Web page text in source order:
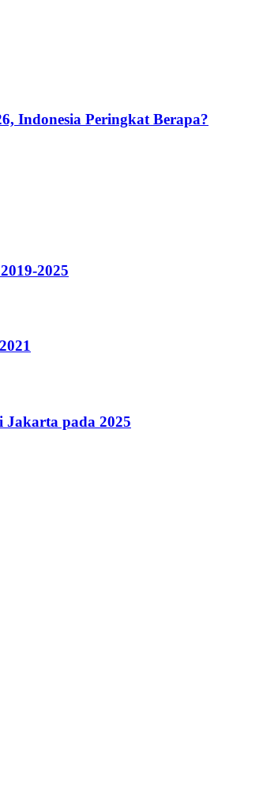
Indonesia Peringkat Berapa?
2025
pada 2025